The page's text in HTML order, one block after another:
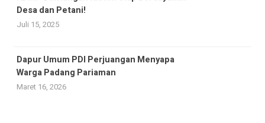
Desa dan Petani!
Juli 15, 2025
Dapur Umum PDI Perjuangan Menyapa
Warga Padang Pariaman
Maret 16, 2026